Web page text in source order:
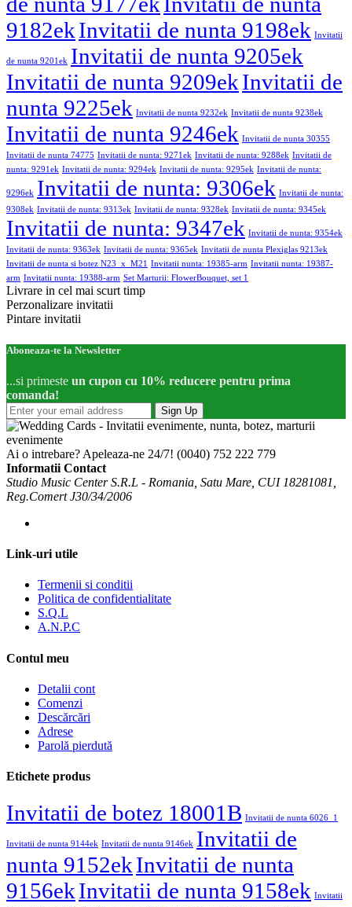
9182ekInvitatii de nunta 9198ek Invitatii
de nunta 9201ek Invitatii de nunta 9205ek
Invitatii de nunta 9209ekInvitatii de
nunta 9225ek Invitatii de nunta 9232ek Invitatii de nunta 9238ek
Invitatii de nunta 9246ek Invitatii de nunta 30355
Invitatii de nunta 74775 Invitatii de nunta: 9271ek Invitatii de nunta: 9288ek Invitatii de
nunta: 9291ek Invitatii de nunta: 9294ek Invitatii de nunta: 9295ek Invitatii de nunta:
9296ek Invitatii de nunta: 9306ek Invitatii de nunta:
9308ek Invitatii de nunta: 9313ek Invitatii de nunta: 9328ek Invitatii de nunta: 9345ek
Invitatii de nunta: 9347ek Invitatii de nunta: 9354ek
Invitatii de nunta: 9363ek Invitatii de nunta: 9365ek Invitatii de nunta Plexiglas 9213ek
Invitatii de nunta si botez N23_x_M21 Invitatii nunta: 19385-arm Invitatii nunta: 19387-
arm Invitatii nunta: 19388-arm Set Marturii: FlowerBouquet, set 1
Livrare in cel mai scurt timp
Perzonalizare invitatii
Pintare invitatii
Aboneaza-te la Newsletter
...si primeste un cupon cu 10% reducere pentru prima
comanda!
Sign Up
Ai o intrebare? Apeleaza-ne 24/7! (0040) 752 222 779
Informatii Contact
Studio Music Center S.R.L - Romania, Satu Mare, CUI 18281081,
Reg.Comert J30/34/2006
Link-uri utile
Termenii si conditii
Politica de confidentialitate
S.Q.L
A.N.P.C
Contul meu
Detalii cont
Comenzi
Descărcări
Adrese
Parolă pierdută
Etichete produs
Invitatii de botez 18001B Invitatii de nunta 6026_1
Invitatii de nunta 9144ek Invitatii de nunta 9146ek Invitatii de
nunta 9152ekInvitatii de nunta
9156ekInvitatii de nunta 9158ek Invitatii